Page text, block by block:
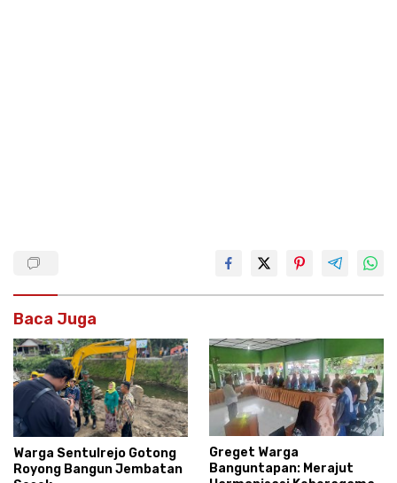
Baca Juga
Warga Sentulrejo Gotong
Royong Bangun Jembatan
Greget Warga
Banguntapan: Merajut